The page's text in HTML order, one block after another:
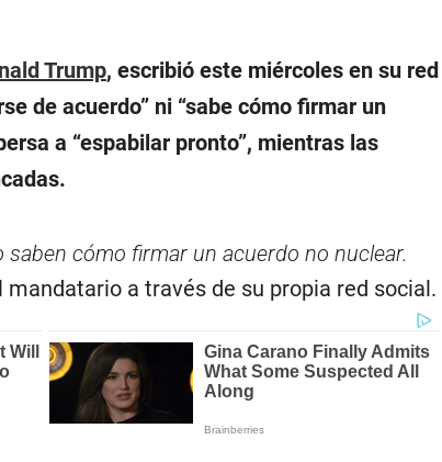
Trump, escribió este miércoles en su red
de acuerdo” ni “sabe cómo firmar un
a “espabilar pronto”, mientras las
saben cómo firmar un acuerdo no nuclear.
mandatario a través de su propia red social.